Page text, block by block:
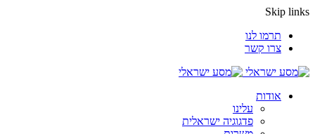
Skip links
תרמו לנו
צרו קשר
אודות
עלינו
פדגוגיה ישראלית